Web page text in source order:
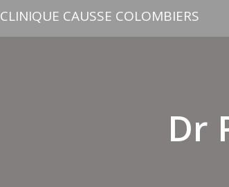
CLINIQUE CAUSSE COLOMBIERS
Dr